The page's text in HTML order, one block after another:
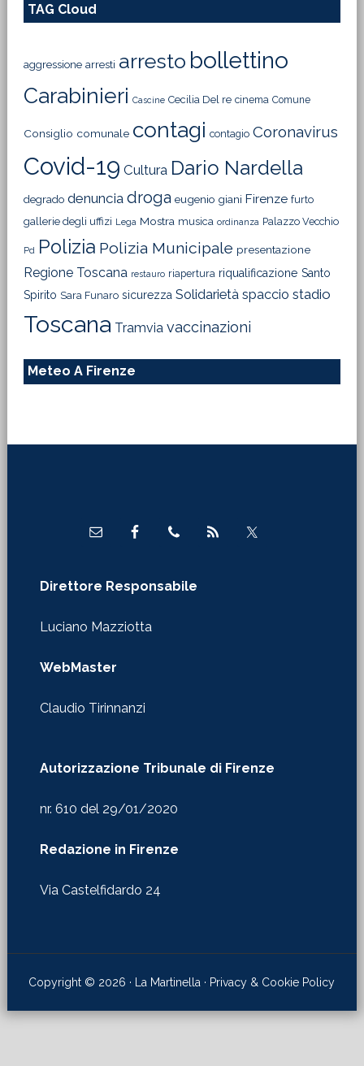
TAG Cloud
aggressione arresti arresto bollettino
Carabinieri Cascine Cecilia Del re cinema Comune
Consiglio comunale contagi contagio Coronavirus
Covid-19 Cultura Dario Nardella
degrado denuncia droga eugenio giani Firenze furto
gallerie degli uffizi Lega Mostra musica ordinanza Palazzo Vecchio
Pd Polizia Polizia Municipale presentazione
Regione Toscana restauro riapertura riqualificazione Santo
Spirito Sara Funaro sicurezza Solidarietà spaccio stadio
Toscana Tramvia vaccinazioni
Meteo A Firenze
Direttore Responsabile
Luciano Mazziotta
WebMaster
Claudio Tirinnanzi
Autorizzazione Tribunale di Firenze
nr. 610 del 29/01/2020
Redazione in Firenze
Via Castelfidardo 24
Copyright © 2026 · La Martinella · Privacy & Cookie Policy